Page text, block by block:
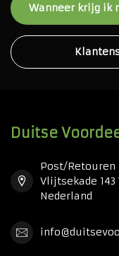
Wanneer krijg ik
Duitse
Post/Retouren
Vlijtsekade 143
Nederland